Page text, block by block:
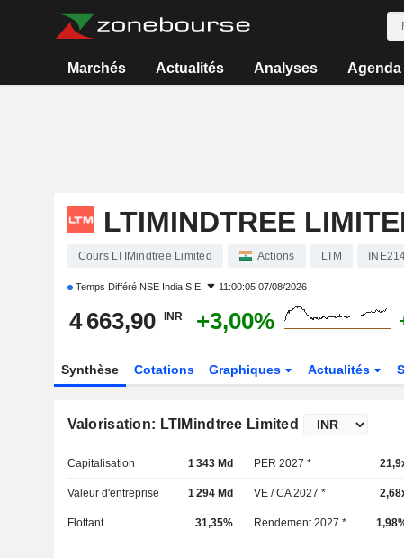
Marchés Actualités Analyses Agenda
LTIMINDTREE
Cours LTIMindtree Limited Actions LTM
Temps Différé NSE India S.E. 11:00:05 07/08/2026
4 663,90 INR +3,00%
Synthèse Cotations Graphiques Actualités
Valorisation: LTIMindtree Limited
Capitalisation 1 343 Md PER 2027 *
Valeur d'entreprise 1 294 Md VE / CA 2027 *
Flottant 31,35% Rendement 2027 *